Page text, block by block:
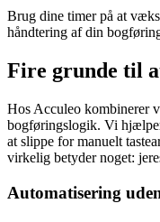
Brug dine timer på at
håndtering af din
Fire grunde til
Hos Acculeo kombinerer
bogføringslogik. Vi
at slippe for manuelt
virkelig betyder noget:
Automatisering